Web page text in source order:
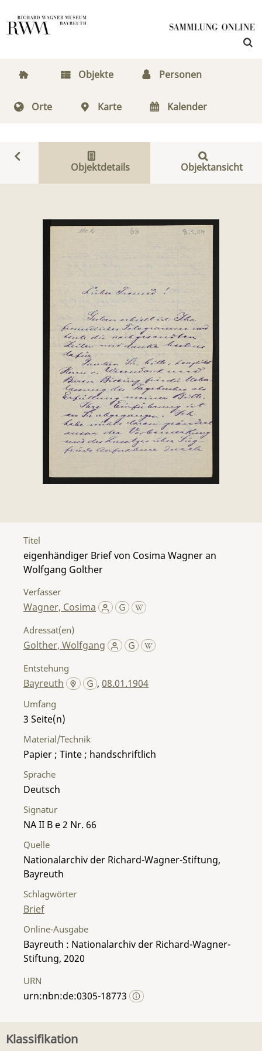
Objekte Personen
Orte Karte Kalender
Objektdetails Objektansicht
Titel
eigenhändiger Brief von Cosima Wagner an
Wolfgang Golther
Verfasser
Wagner, Cosima
Adressat(en)
Golther, Wolfgang
Entstehung
Bayreuth ,08.01.1904
Umfang
3
Material/Technik
Papier ; Tinte ; handschriftlich
Sprache
Deutsch
Signatur
NA II B e 2 Nr. 66
Quelle
Nationalarchiv der Richard-Wagner-Stiftung,
Bayreuth
Schlagwörter
Brief
Online-Ausgabe
Bayreuth : Nationalarchiv der Richard-Wagner-
Stiftung, 2020
URN
urn:nbn:de:0305-18773
Klassifikation